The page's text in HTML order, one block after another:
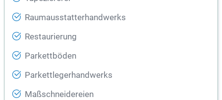
Raumausstatterhandwerks
Restaurierung
Parkettböden
Parkettlegerhandwerks
Maßschneidereien